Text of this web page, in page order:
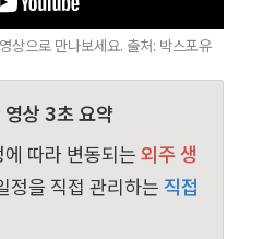
상으로 만나보세요. 출처: 박스포유
영상 3초 요약
따라 변동되는 외주 생
정을 직접 관리하는 직접